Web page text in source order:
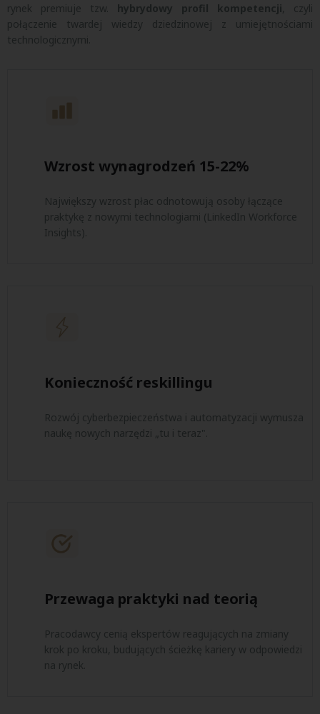
rynek premiuje tzw. hybrydowy profil kompetencji , czyli
połączenie twardej wiedzy dziedzinowej z umiejętnościami
technologicznymi.
Wzrost wynagrodzeń 15-22%
Największy wzrost płac odnotowują osoby łączące
praktykę z nowymi technologiami (LinkedIn Workforce
Insights).
Konieczność reskillingu
Rozwój cyberbezpieczeństwa i automatyzacji wymusza
naukę nowych narzędzi „tu i teraz".
Przewaga praktyki nad teorią
Pracodawcy cenią ekspertów reagujących na zmiany
krok po kroku, budujących ścieżkę kariery w odpowiedzi
na rynek.